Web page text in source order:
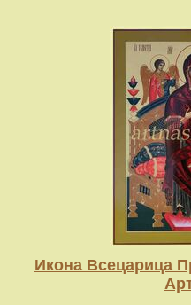
Икона Всецарица